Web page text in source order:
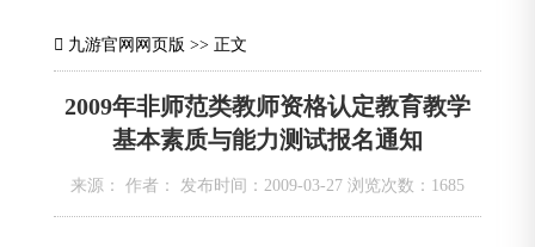
九游官网网页版 >> 正文
2009年非师范类教师资格认定教育教学
基本素质与能力测试报名通知
来源： 作者： 发布时间：2009-03-27 浏览次数： 1685